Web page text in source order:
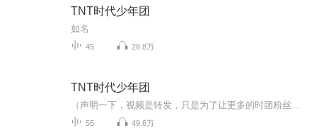
TNT时代少年团
如名
45 28.8万
TNT时代少年团
55 49.6万